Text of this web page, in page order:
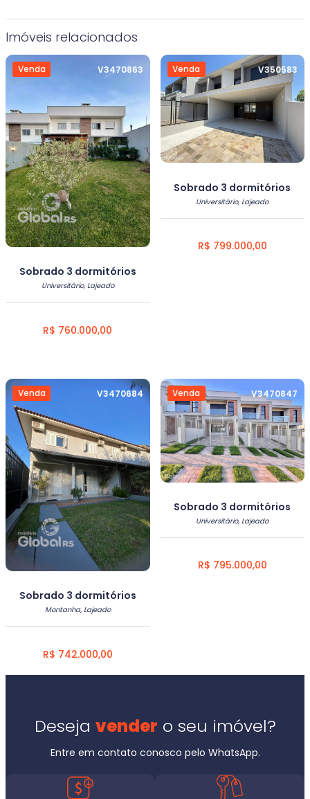
Imóveis relacionados
Venda V3470863
Sobrado 3 dormitórios
Universitário, Lajeado
R$ 760.000,00
Venda V350583
Sobrado 3 dormitórios
Universitário, Lajeado
R$ 799.000,00
Venda V3470684
Sobrado 3 dormitórios
Montanha, Lajeado
R$ 742.000,00
Venda V3470847
Sobrado 3 dormitórios
Universitário, Lajeado
R$ 795.000,00
Deseja vender o seu imóvel?
Entre em contato conosco pelo WhatsApp.